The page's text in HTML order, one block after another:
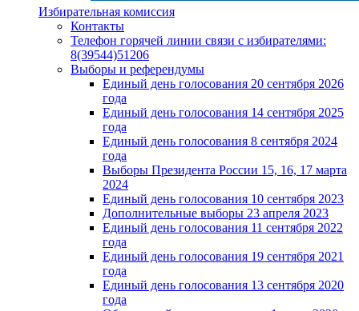
Избирательная комиссия
Контакты
Телефон горячей линии связи с избирателями:
8(39544)51206
Выборы и референдумы
Единый день голосования 20 сентября 2026
года
Единый день голосования 14 сентября 2025
года
Единый день голосования 8 сентября 2024
года
Выборы Президента России 15, 16, 17 марта
2024
Единый день голосования 10 сентября 2023
Дополнительные выборы 23 апреля 2023
Единый день голосования 11 сентября 2022
года
Единый день голосования 19 сентября 2021
года
Единый день голосования 13 сентября 2020
года